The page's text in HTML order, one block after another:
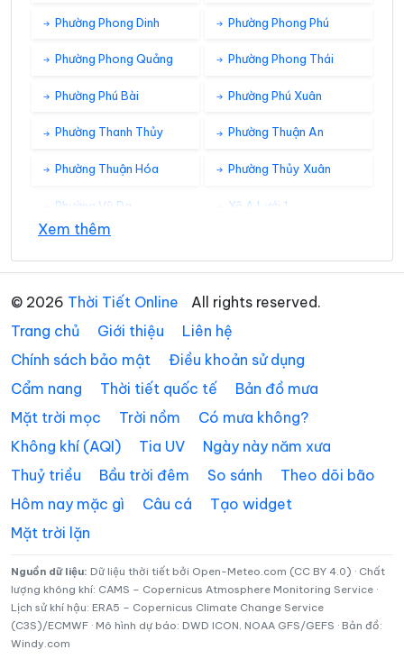
Phường Phong Dinh Phường Phong Phú
Phường Phong Quảng Phường Phong Thái
Phường Phú Bài Phường Phú Xuân
Phường Thanh Thủy Phường Thuận An
Phường Thuận Hóa Phường Thủy Xuân
Phường Vỹ Dạ Xã A Lưới 1
Xã Chân Mây – Lăng Cô
Xã Đan Điền Xã Hưng Lộc
Xã Khe Tre Xã Lộc An
Xã Long Quảng Xã Phú Hồ
Xã Phú Vinh Xã Quảng Điền
Xem thêm
© 2026 Thời Tiết Online
All rights reserved.
Trang chủ
Giới thiệu
Liên hệ
Chính sách bảo mật
Điều khoản sử dụng
Cẩm nang
Thời tiết quốc tế
Bản đồ mưa
Mặt trời mọc
Trời nồm
Có mưa không?
Không khí (AQI)
Tia UV
Ngày này năm xưa
Thuỷ triều
Bầu trời đêm So sánh
Theo dõi bão
Hôm nay mặc gì
Câu cá
Tạo widget
Mặt trời lặn
Nguồn dữ liệu: Dữ liệu thời tiết bởi Open-Meteo.com (CC BY 4.0) · Chất
lượng không khí: CAMS – Copernicus Atmosphere Monitoring Service ·
Lịch sử khí hậu: ERA5 – Copernicus Climate Change Service
(C3S)/ECMWF · Mô hình dự báo: DWD ICON, NOAA GFS/GEFS · Bản đồ:
Windy.com